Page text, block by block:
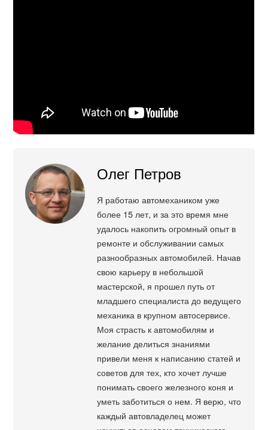
Олег Петров
Я работаю автомехаником уже
более 15 лет, и за это время мне
удалось накопить огромный опыт в
ремонте и обслуживании самых
разнообразных автомобилей. Начав
свою карьеру в небольшой
мастерской, я прошел путь от
младшего специалиста до ведущего
механика в крупном автосервисе.
Моя страсть к автомобилям и
желание делиться знаниями
привели меня к написанию статей и
советов для тех, кто хочет лучше
понимать своего железного коня и
уметь заботиться о нем. Я верю, что
каждый автовладелец может